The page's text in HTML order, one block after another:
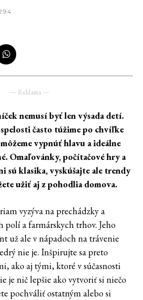
― Reklama ―
nemusí byť len výsada detí.
často túžime po chvíľke
vypnúť hlavu a ideálne
Omaľovánky, počítačové hry a
sú klasika, vyskúšajte ale trendy
užiť aj z pohodlia domova.
vyzýva na prechádzky a
polí a farmárskych trhov. Jeho
už ale v nápadoch na trávenie
nie je. Inšpirujte sa preto
ako aj tými, ktoré v súčasnosti
je nič lepšie ako vytvoriť si niečo
pochváliť ostatným alebo si